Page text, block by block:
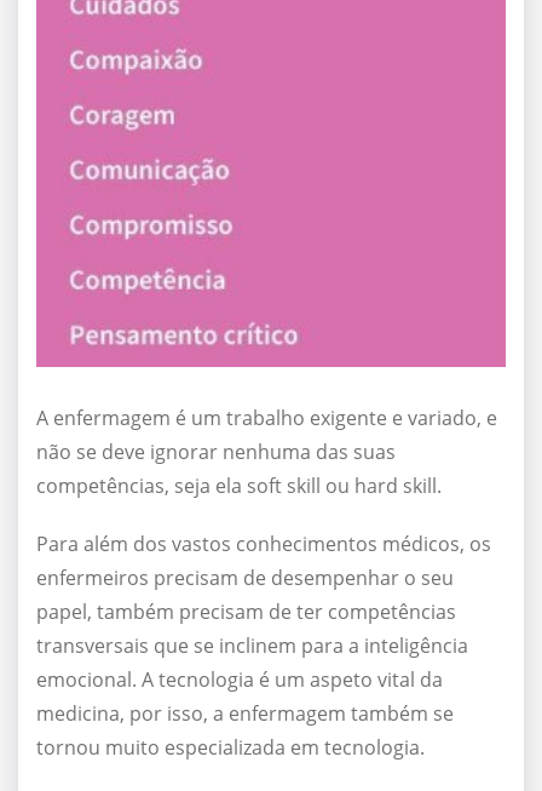
A enfermagem é um trabalho exigente e variado, e
não se deve ignorar nenhuma das suas
competências, seja ela soft skill ou hard skill.
Para além dos vastos conhecimentos médicos, os
enfermeiros precisam de desempenhar o seu
papel, também precisam de ter competências
transversais que se inclinem para a inteligência
emocional. A tecnologia é um aspeto vital da
medicina, por isso, a enfermagem também se
tornou muito especializada em tecnologia.